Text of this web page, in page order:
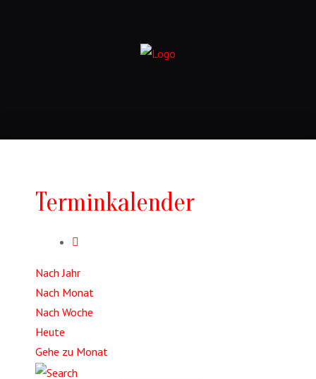
Terminkalender
Nach Jahr
Nach Monat
Nach Woche
Heute
Gehe zu Monat